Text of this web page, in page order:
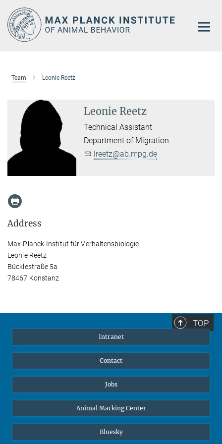
Main-
Content
Team Leonie Reetz
Leonie Reetz
Technical Assistant
Department of Migration
lreetz@ab.mpg.de
Address
Max-Planck-Institut für Verhaltensbiologie
Leonie Reetz
Bücklestraße 5a
78467 Konstanz
TOP
Intranet
Contact
Jobs
Animal Marking Center
Bluesky